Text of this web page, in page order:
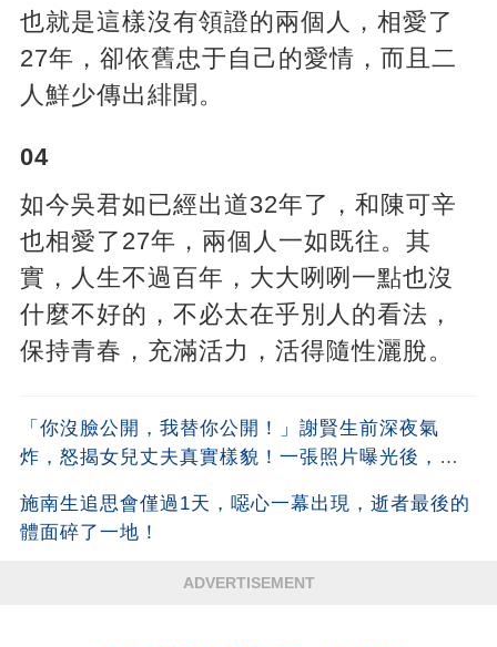
也就是這樣沒有領證的兩個人，相愛了
27年，卻依舊忠于自己的愛情，而且二
人鮮少傳出緋聞。
04
如今吳君如已經出道32年了，和陳可辛
也相愛了27年，兩個人一如既往。其
實，人生不過百年，大大咧咧一點也沒
什麼不好的，不必太在乎別人的看法，
保持青春，充滿活力，活得隨性灑脫。
「你沒臉公開，我替你公開！」謝賢生前深夜氣
炸，怒揭女兒丈夫真實樣貌！一張照片曝光後，全
施南生追思會僅過1天，噁心一幕出現，逝者最後的
體面碎了一地！
ADVERTISEMENT